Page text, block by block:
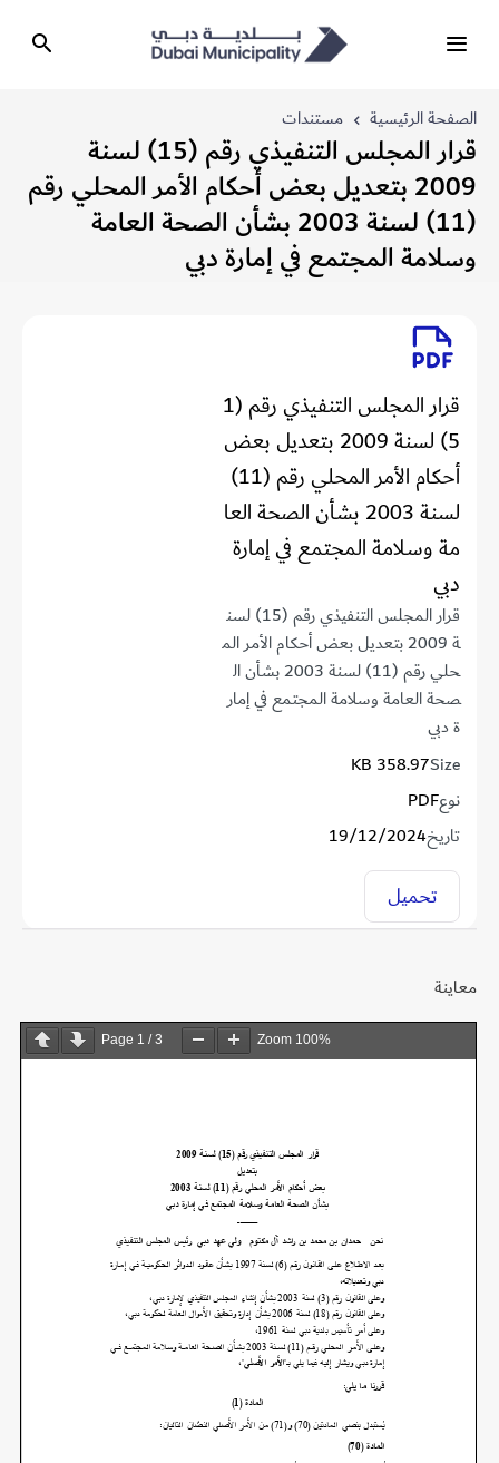
الصفحة الرئيسية مستندات
قرار المجلس التنفيذي رقم (15) لسنة
2009 بتعديل بعض أحكام الأمر المحلي رقم
(11) لسنة 2003 بشأن الصحة العامة
وسلامة المجتمع في إمارة دبي
قرار المجلس التنفيذي رقم (1
5) لسنة 2009 بتعديل بعض
أحكام الأمر المحلي رقم (11)
لسنة 2003 بشأن الصحة العا
مة وسلامة المجتمع في إمارة
دبي
قرار المجلس التنفيذي رقم (15) لسن
ة 2009 بتعديل بعض أحكام الأمر الم
حلي رقم (11) لسنة 2003 بشأن ال
صحة العامة وسلامة المجتمع في إمار
ة دبي
Size
358.97 KB
نوعPDF
تاريخ19/12/2024
تحميل
معاينة
Page 1 /3 Zoom 100%